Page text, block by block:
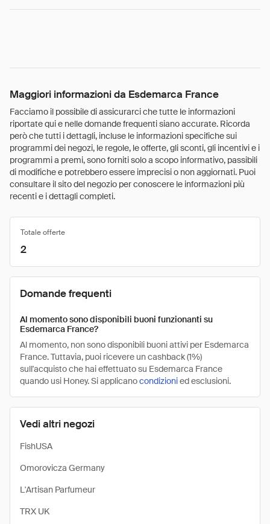
Maggiori informazioni da Esdemarca France
Facciamo il possibile di assicurarci che tutte le informazioni
riportate qui e nelle domande frequenti siano accurate. Ricorda
però che tutti i dettagli, incluse le informazioni specifiche sui
programmi dei negozi, le regole, le offerte, gli sconti, gli incentivi e i
programmi a premi, sono forniti solo a scopo informativo, passibili
di modifiche e potrebbero essere imprecisi o non aggiornati. Puoi
consultare il sito del negozio per conoscere le informazioni più
recenti e i dettagli completi.
Vedi altri negozi
FishUSA
Omorovicza Germany
L'Artisan Parfumeur
TRX UK
Totale offerte
2
Domande frequenti
Al momento sono disponibili buoni funzionanti su
Esdemarca France?
Al momento, non sono disponibili buoni attivi per Esdemarca
France. Tuttavia, puoi ricevere un cashback (1%)
sull'acquisto che hai effettuato su Esdemarca France
quando usi Honey. Si applicanocondizionied esclusioni.